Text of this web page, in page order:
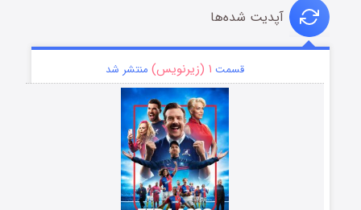
آپدیت شده‌ها
قسمت ۱ (زیرنویس) منتشر شد